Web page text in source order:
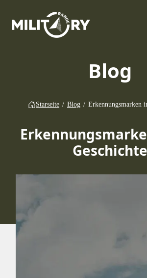
Blog
Starseite / Blog / Erkennungsmarken
Geschichte